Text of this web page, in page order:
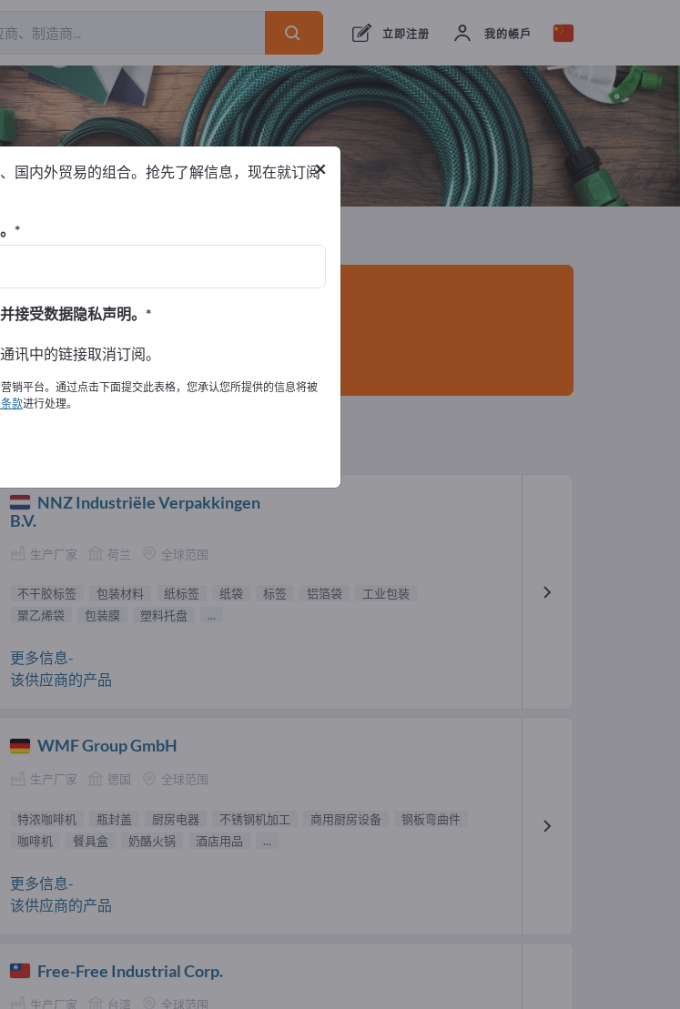
立即注册 我的帳戶
出口商5 制造商
NNZ Industriële Verpakkingen
B.V.
生产厂家 荷兰 全球范围
不干胶标签 包装材料 纸标签 纸袋 标签 铝箔袋
工业包装
聚乙烯袋
包装膜 塑料托盘 ...
更多信息-
该供应商的产品
WMF Group GmbH
生产厂家 德国 全球范围
特浓咖啡机 瓶封盖 厨房电器 不锈钢机加工 商用厨房设备
钢板弯曲件
咖啡机
餐具盒 奶酪火锅 酒店用品 ...
更多信息-
该供应商的产品
Free-Free Industrial Corp.
生产厂家 台湾 全球范围
×
国内外贸易的组合。抢先了解信息，现在就订阅
接受数据隐私声明。
讯中的链接取消订阅。
销平台。通过点击下面提交此表格，您承认您所提供的信息将被
款进行处理。